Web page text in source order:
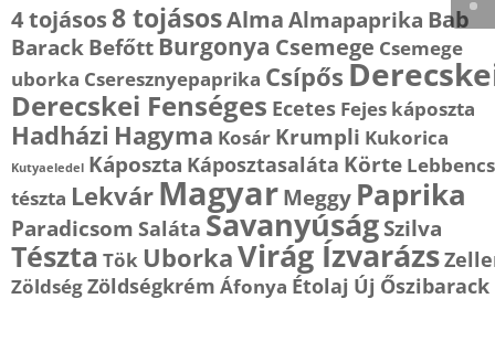
4 tojásos8 tojásosAlmaAlmapaprika Bab
BarackBefőtt Burgonya Csemege Csemege
uborka Cseresznyepaprika Csípős
Derecskei Fenséges Ecetes Fejes káposzta
Hadházi Hagyma Kosár Krumpli Kukorica
Kutyaeledel Káposzta Káposztasaláta Körte Lebbencs
tészta Lekvár MagyarMeggy Paprika
Paradicsom Saláta SavanyúságSzilva
Tészta Tök UborkaVirág Ízvarázs
ZöldségZöldségkrém Áfonya Étolaj Új Őszibarack